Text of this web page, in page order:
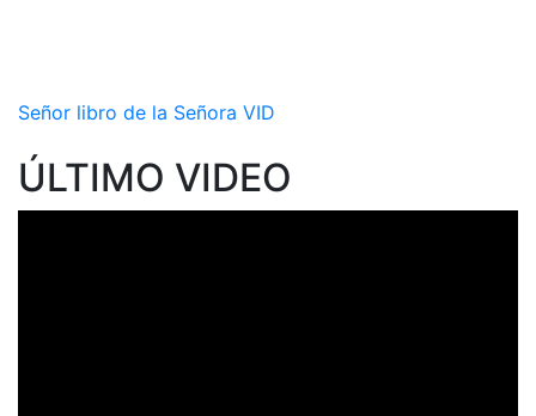
Señor libro de la Señora VID
ÚLTIMO VIDEO